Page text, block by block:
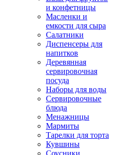
и конфетницы
Масленки и
емкости для сыра
Салатники
Диспенсеры для
напитков
Деревянная
сервировочная
посуда
Наборы для воды
Сервировочные
блюда
Менажницы
Мармиты
Тарелки для торта
Кувшины
Соусники